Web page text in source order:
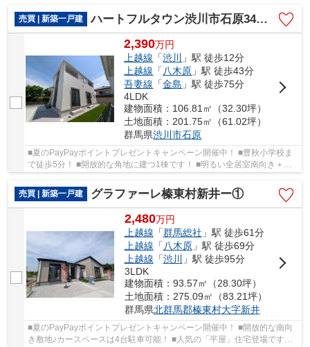
売買 | 新築一戸建
ハートフルタウン渋川市石原34ーA
2,390万円
上越線 「渋川 」駅 徒歩12分
上越線 「八木原 」駅 徒歩43分
吾妻線 「金島 」駅 徒歩75分
4LDK
建物面積：106.81㎡（32.30坪）
土地面積：201.75㎡（61.02坪）
群馬県渋川市石原
■夏のPayPayポイントプレゼントキャンペーン開催中！ ■豊秋小学校ま
で徒歩5分！ ■開放的な角地に建つ1棟です！ ■明るい全居室南向き＋モ
ダンな洋室仕様！ ○豊秋小学校まで440ｍ ○渋川...
売買 | 新築一戸建
グラファーレ榛東村新井ー①
2,480万円
上越線 「群馬総社 」駅 徒歩61分
上越線 「八木原」駅 徒歩69分
上越線 「渋川
」駅 徒歩95分
3LDK
建物面積：93.57㎡（28.30坪）
土地面積：275.09㎡（83.21坪）
群馬県北群馬郡榛東村大字新井
■夏のPayPayポイントプレゼントキャンペーン開催中！ ■開放的な南向
き敷地♪カースペースは4台駐車可能！ ■人気の「平屋」住宅登場です！